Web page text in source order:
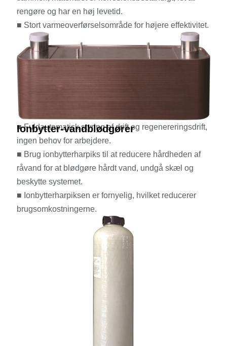
rengøre og har en høj levetid.
■ Stort varmeoverførselsområde for højere effektivitet.
Ionbytter-vandblødgører
■ Fuldautomatisk styring af drift og regenereringsdrift,
ingen behov for arbejdere.
■ Brug ionbytterharpiks til at reducere hårdheden af ​​
råvand for at blødgøre hårdt vand, undgå skæl og
beskytte systemet.
■ Ionbytterharpiksen er fornyelig, hvilket reducerer
brugsomkostningerne.